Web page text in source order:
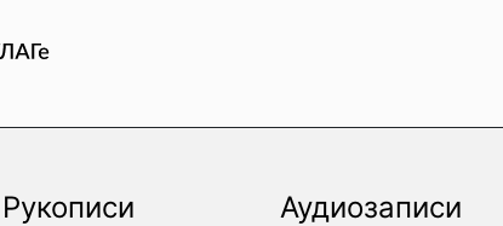
Рукописи Аудиозаписи